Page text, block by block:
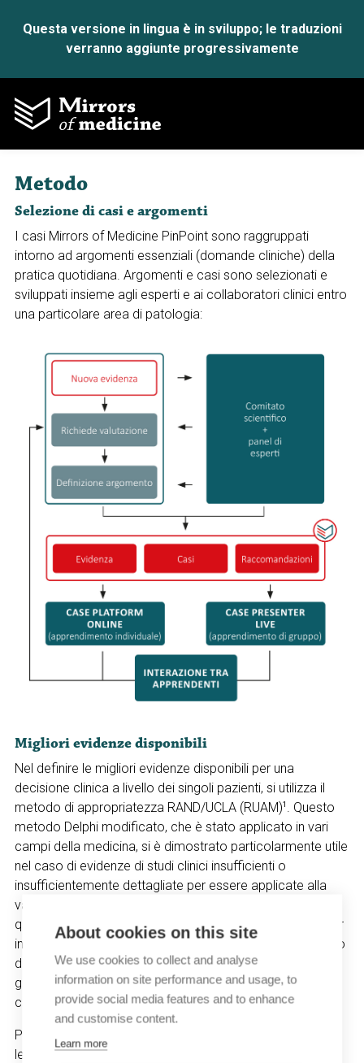
Questa versione in lingua è in sviluppo; le traduzioni
verranno aggiunte progressivamente
Metodo
Selezione di casi e argomenti
I casi Mirrors of Medicine PinPoint sono raggruppati
intorno ad argomenti essenziali (domande cliniche) della
pratica quotidiana. Argomenti e casi sono selezionati e
sviluppati insieme agli esperti e ai collaboratori clinici entro
una particolare area di patologia:
Migliori evidenze disponibili
Nel definire le migliori evidenze disponibili per una
decisione clinica a livello dei singoli pazienti, si utilizza il
metodo di appropriatezza RAND/UCLA (RUAM)1
. Questo
metodo Delphi modificato, che è stato applicato in vari
campi della medicina, si è dimostrato particolarmente utile
nel caso di evidenze di studi clinici insufficienti o
insufficientemente dettagliate per essere applicate alla
vasta gamma di pazienti esaminati nella pratica clinica
quotidiana.
Il RUAM include un approccio sistematico per
integrare le evidenze di studi clinici con il giudizio collettivo
di esperti.1 Diversi studi hanno dimostrato che il RUAM
genera risultati affidabili, internamente coerenti e
clinicamente validi.3
Per ogni argomento, viene condotto uno studio della
letteratura per valutare in modo critico e sintetizzare le
About cookies on this site
We use cookies to collect and analyse
information on site performance and usage, to
provide social media features and to enhance
and customise content.
Learn more